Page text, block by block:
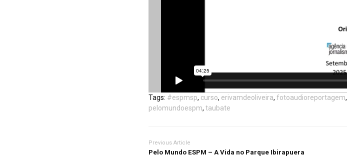
Tags: #espmsp, curso, erivamdeoliveira, fotoaudioreportagem,
pelomundoespm, taubate
Previous Article
Pelo Mundo ESPM – A Vida no Parque Ibirapuera